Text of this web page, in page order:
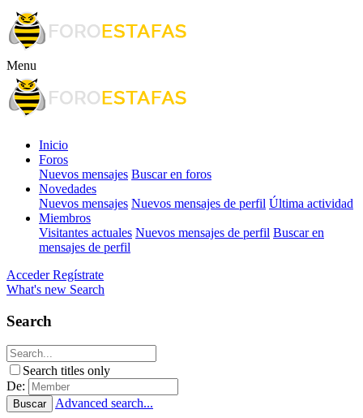
Menu
Inicio
Foros
Nuevos mensajes Buscar en foros
Novedades
Nuevos mensajes Nuevos mensajes de perfil Última actividad
Miembros
Visitantes actuales Nuevos mensajes de perfil Buscar en
mensajes de perfil
Acceder Regístrate
What's new Search
Search
Search titles only
De:
Buscar Advanced search...